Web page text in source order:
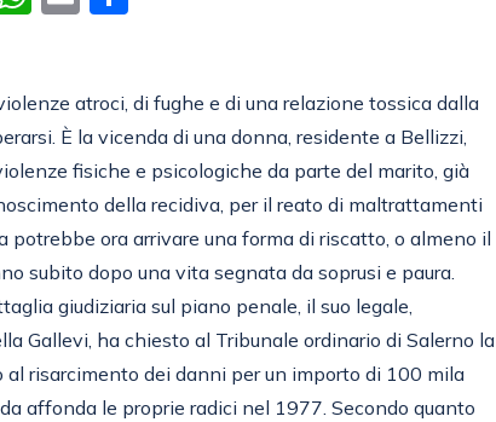
atroci, di fughe e di una relazione tossica dalla
È la vicenda di una donna, residente a Bellizzi,
fisiche e psicologiche da parte del marito, già
della recidiva, per il reato di maltrattamenti
potrebbe ora arrivare una forma di riscatto, o almeno il
subito dopo una vita segnata da soprusi e paura.
giudiziaria sul piano penale, il suo legale,
Gallevi, ha chiesto al Tribunale ordinario di Salerno la
al risarcimento dei danni per un importo di 100 mila
affonda le proprie radici nel 1977. Secondo quanto